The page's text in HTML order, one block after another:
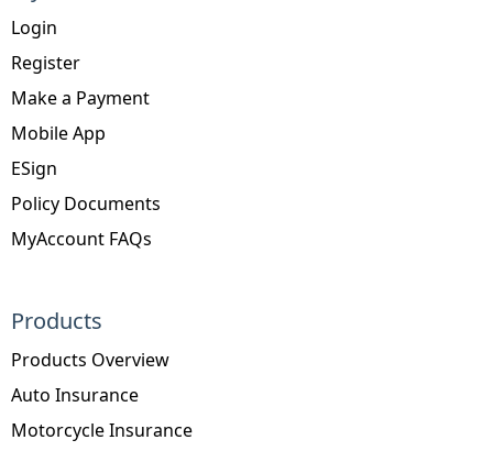
Products
Products Overview
Auto Insurance
Motorcycle Insurance
Login
Register
Make a Payment
Mobile App
ESign
Policy Documents
MyAccount FAQs